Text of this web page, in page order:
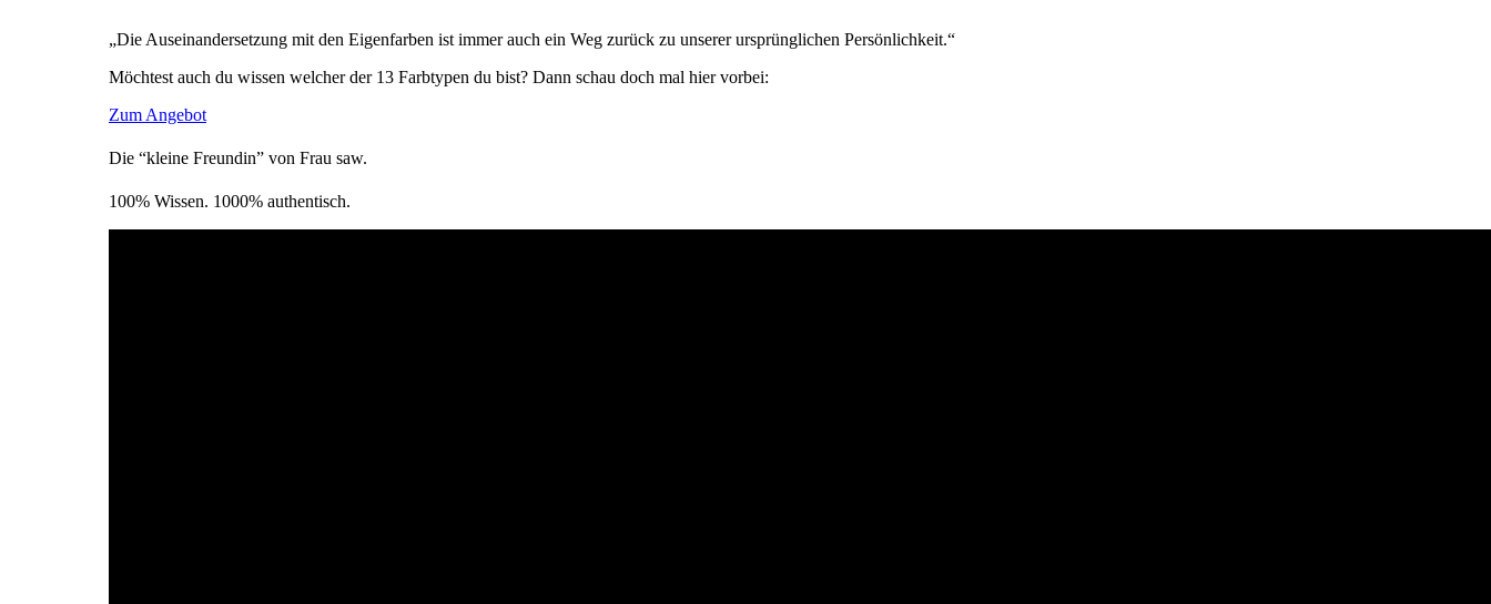
„Die Auseinandersetzung mit den Eigenfarben ist immer auch ein Weg zurück zu unserer ursprünglichen Persönlichkeit.“
Möchtest auch du wissen welcher der 13 Farbtypen du bist? Dann schau doch mal hier vorbei:
Zum Angebot
Die “kleine Freundin” von Frau saw.
100% Wissen. 1000% authentisch.